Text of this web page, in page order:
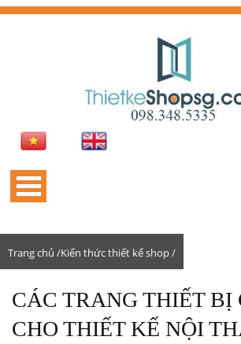
Trang chủ /Kiến thức thiết kế shop /
CÁC TRANG THIẾT BỊ
CHO THIẾT KẾ NỘI